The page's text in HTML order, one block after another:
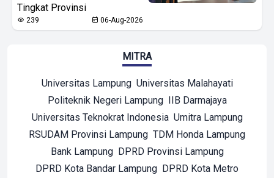
Tingkat Provinsi
239 06-Aug-2026
MITRA
Universitas Lampung Universitas Malahayati
Politeknik Negeri Lampung IIB Darmajaya
Universitas Teknokrat Indonesia Umitra Lampung
RSUDAM Provinsi Lampung TDM Honda Lampung
Bank Lampung DPRD Provinsi Lampung
DPRD Kota Bandar Lampung DPRD Kota Metro